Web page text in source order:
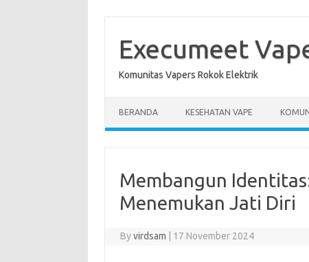
contentExecumeet
Komunitas Vapers Rokok Elektrik
BERANDA KESEHATAN VAPE
Membangun
Menemukan Jati Diri
Byvirdsam 17 November 2024